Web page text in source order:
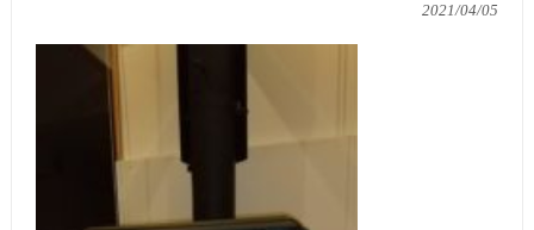
2021/04/05